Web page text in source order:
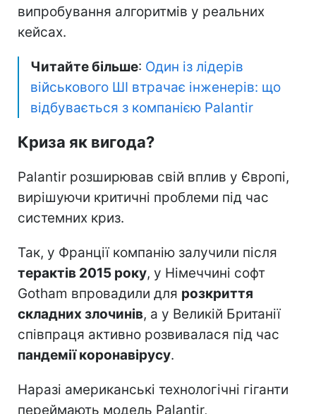
випробування алгоритмів у реальних
кейсах.
Читайте більше: Один із лідерів
військового ШІ втрачає інженерів: що
відбувається з компанією Palantir
Криза як вигода?
Palantir розширював свій вплив у Європі,
вирішуючи критичні проблеми під час
системних криз.
Так, у Франції компанію залучили після
терактів 2015 року, у Німеччині софт
Gotham впровадили для розкриття
складних злочинів, а у Великій Британії
співпраця активно розвивалася під час
пандемії коронавірусу.
Наразі американські технологічні гіганти
переймають модель Palantir,